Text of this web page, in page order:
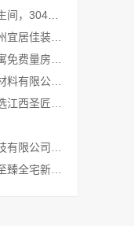
慕新不锈钢全案设计卫生间，304食品级材质更环保
靠谱家装全包价格（常州宜居佳装饰工程有限公司）
海南万赢饰家新型建筑材料有限公司：乡村自建门窗焕新
永年全屋装饰首选邯郸至臻全宅新材料有限公司